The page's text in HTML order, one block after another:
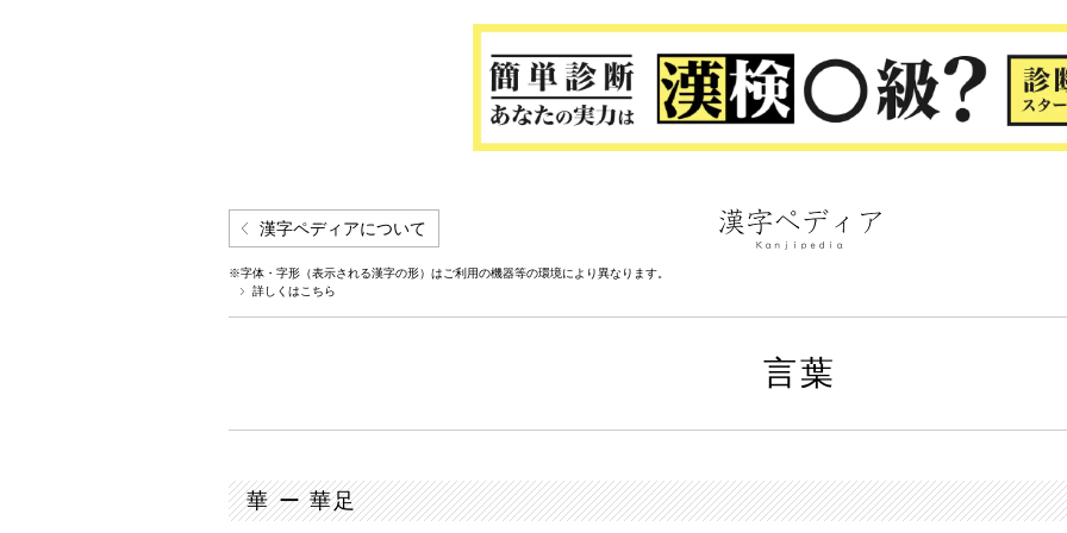
漢字ペディアについて
※字体・字形（表示される漢字の形）はご利用の機器等の環境により異なります。
詳しくはこちら
言葉
華 ー 華足